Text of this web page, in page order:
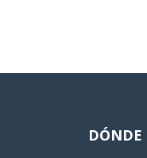
DÓNDE